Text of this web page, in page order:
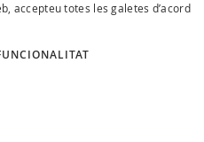
accepteu totes les galetes d’acord